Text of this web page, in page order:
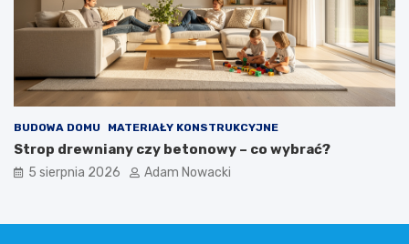
BUDOWA DOMU MATERIAŁY KONSTRUKCYJNE
Strop drewniany czy betonowy – co wybrać?
5 sierpnia 2026 Adam Nowacki